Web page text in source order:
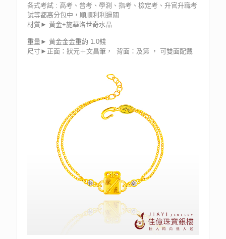
各式考試 : 高考、普考、學測、指考、檢定考、升官升職考
試等都高分包中，順順利利過關
材質► 黃金+施華洛世奇水晶
重量► 黃金金金重約 1.0錢
尺寸►正面：狀元＋文昌筆， 背面：及第 ， 可雙面配戴